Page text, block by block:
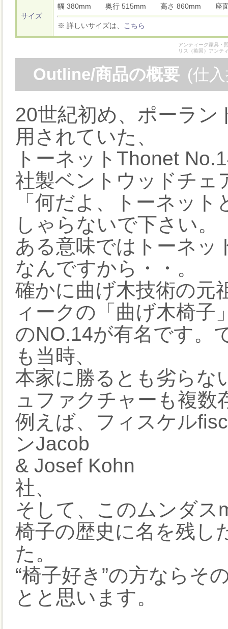
サイズ
幅 380mm 奥行 515mm 高さ 860mm 座
※ 詳しいサイズは、 こちら
アンティーク家具・
リス（英国）アンテ
Outline/商品の概要 (仕
20世紀初め、ポーラ
用されていた、
トーネットThonet
社製ベントウッドチェ
「何だよ、トーネッ
しゃらないで下さい。
ある意味ではトーネッ
なんですから・・。
確かに曲げ木技術の元
ィークの「曲げ木椅子
のNO.14が有名です。
も当時、
本家に勝るとも劣らな
ュファクチャーも複
例えば、フィスケル
ンJacob
& Josef Kohn
社、
そして、このムンダス
椅子の歴史に名を残し
た。
“椅子好き”の方ならそ
とと思います。